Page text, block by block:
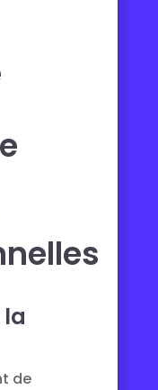
la
de